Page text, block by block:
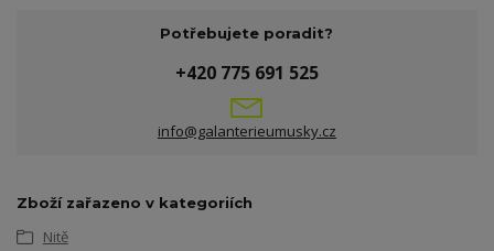
Potřebujete poradit?
+420 775 691 525
info@galanterieumusky.cz
Zboží zařazeno v kategoriích
Nitě